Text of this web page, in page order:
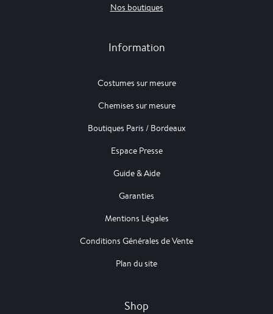
Nos boutiques
Information
Costumes sur mesure
Chemises sur mesure
Boutiques Paris / Bordeaux
Espace Presse
Guide & Aide
Garanties
Mentions Légales
Conditions Générales de Vente
Plan du site
Shop